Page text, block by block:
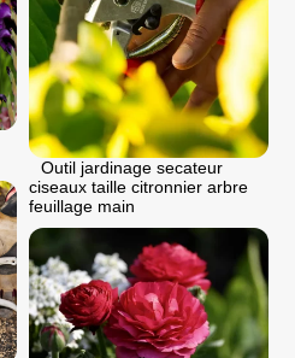
Outil jardinage secateur
ciseaux taille citronnier arbre
feuillage main